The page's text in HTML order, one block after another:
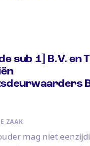
sub 1] B.V. en
ZAAK
mag niet